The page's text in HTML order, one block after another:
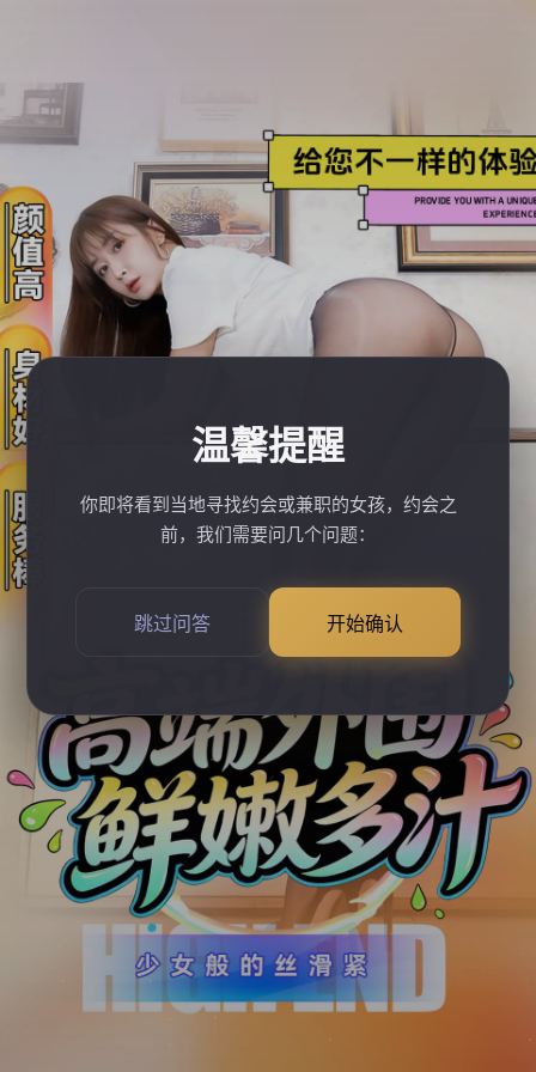
温馨提醒
你即将看到当地寻找约会或兼职的女孩，约会之
前，我们需要问几个问题：
跳过问答 开始确认